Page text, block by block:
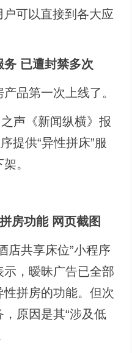
可以直接到各大应
已遭封禁多次
品第一次上线了。
声《新闻纵横》报
提供“异性拼床”服
。
房功能 网页截图
共享床位”小程序
示，暧昧广告已全部
拼房的功能。但次
原因是其“涉及低